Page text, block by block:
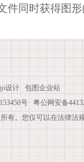
件同时获得图
设计
包图企业站
号
粤公网安备
。您仅可以在法律法